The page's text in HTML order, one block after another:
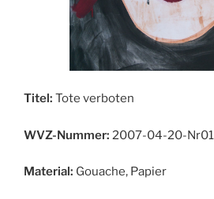
Titel: Tote verboten
WVZ-Nummer: 2007-04-20-Nr01
Material: Gouache, Papier